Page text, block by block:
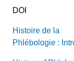
DOI
Histoire de la
Phlébologie :